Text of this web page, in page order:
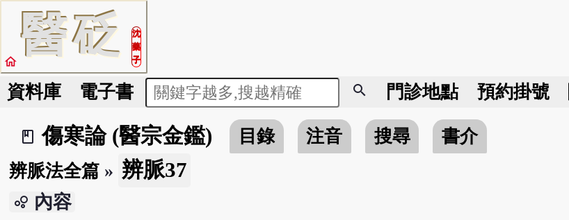
醫砭
沈
藥
子
home
資料庫 電子書 search 門診地點 預約掛號
book_2
傷寒論 (醫宗金鑑) 目錄 注音 搜尋
書介
辨脈法全篇» 辨脈37
bubble_chart 內容